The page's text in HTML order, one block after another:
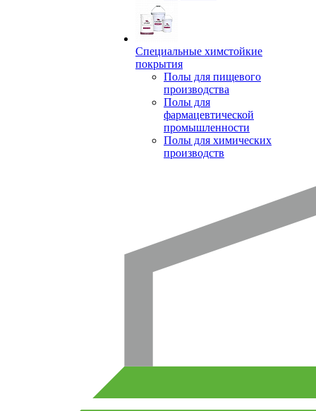
Специальные химстойкие
покрытия
Полы для пищевого
производства
Полы для
фармацевтической
промышленности
Полы для химических
производств